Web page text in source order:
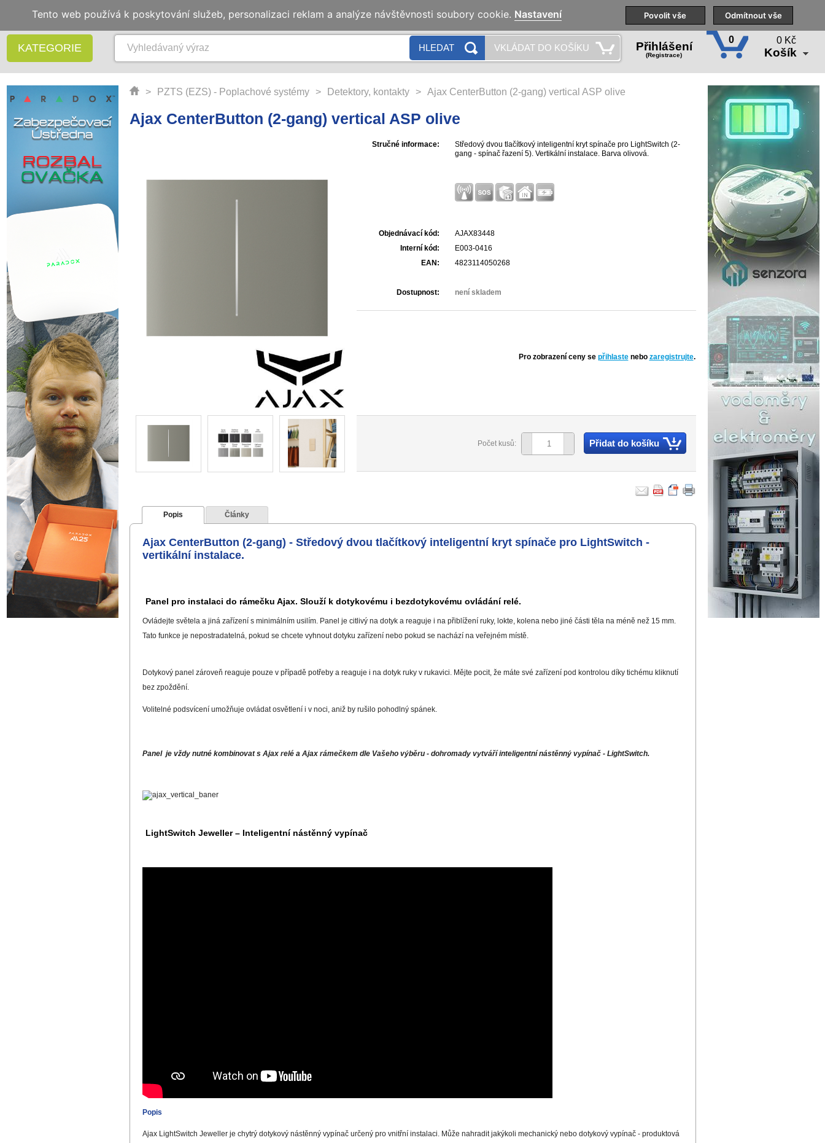
Naše pobočky Technická podpora Školení
KATEGORIE HLEDAT VKLÁDAT DO KOŠÍKU Přihlášení
(Registrace)
0 0 Kč
Košík
> PZTS (EZS) - Poplachové systémy > Detektory, kontakty > Ajax CenterButton (2-gang) vertical ASP olive
Ajax CenterButton (2-gang) vertical ASP olive
Stručné informace:
Středový dvou tlačítkový inteligentní kryt spínače pro LightSwitch (2-
gang - spínač řazení 5). Vertikální instalace. Barva olivová.
Objednávací kód:
AJAX83448
Interní kód:
E003-0416
EAN:
4823114050268
Dostupnost: není skladem
Pro zobrazení ceny se přihlaste nebo zaregistrujte.
Počet kusů: Přidat do košíku
Popis Články
Ajax CenterButton (2-gang) - Středový dvou tlačítkový inteligentní kryt spínače pro LightSwitch -
vertikální instalace.
Panel pro instalaci do rámečku Ajax. Slouží k dotykovému i bezdotykovému ovládání relé.
Ovládejte světela a jiná zařízení s minimálním usilím. Panel je citlivý na dotyk a reaguje i na přiblížení ruky, lokte, kolena nebo jiné části těla na méně než 15 mm.
Tato funkce je nepostradatelná, pokud se chcete vyhnout dotyku zařízení nebo pokud se nachází na veřejném místě.
Dotykový panel zároveň reaguje pouze v případě potřeby a reaguje i na dotyk ruky v rukavici. Mějte pocit, že máte své zařízení pod kontrolou díky tichému kliknutí
bez zpoždění.
Volitelné podsvícení umožňuje ovládat osvětlení i v noci, aniž by rušilo pohodlný spánek.
Panel je vždy nutné kombinovat s Ajax relé a Ajax rámečkem dle Vašeho výběru - dohromady vytváří inteligentní nástěnný vypínač - LightSwitch.
LightSwitch Jeweller – Inteligentní nástěnný vypínač
Popis
Ajax LightSwitch Jeweller je chytrý dotykový nástěnný vypínač určený pro vnitřní instalaci. Může nahradit jakýkoli mechanický nebo dotykový vypínač - produktová
Tento web používá k poskytování služeb, personalizaci reklam a analýze návštěvnosti soubory cookie. Nastavení Povolit vše Odmítnout vše